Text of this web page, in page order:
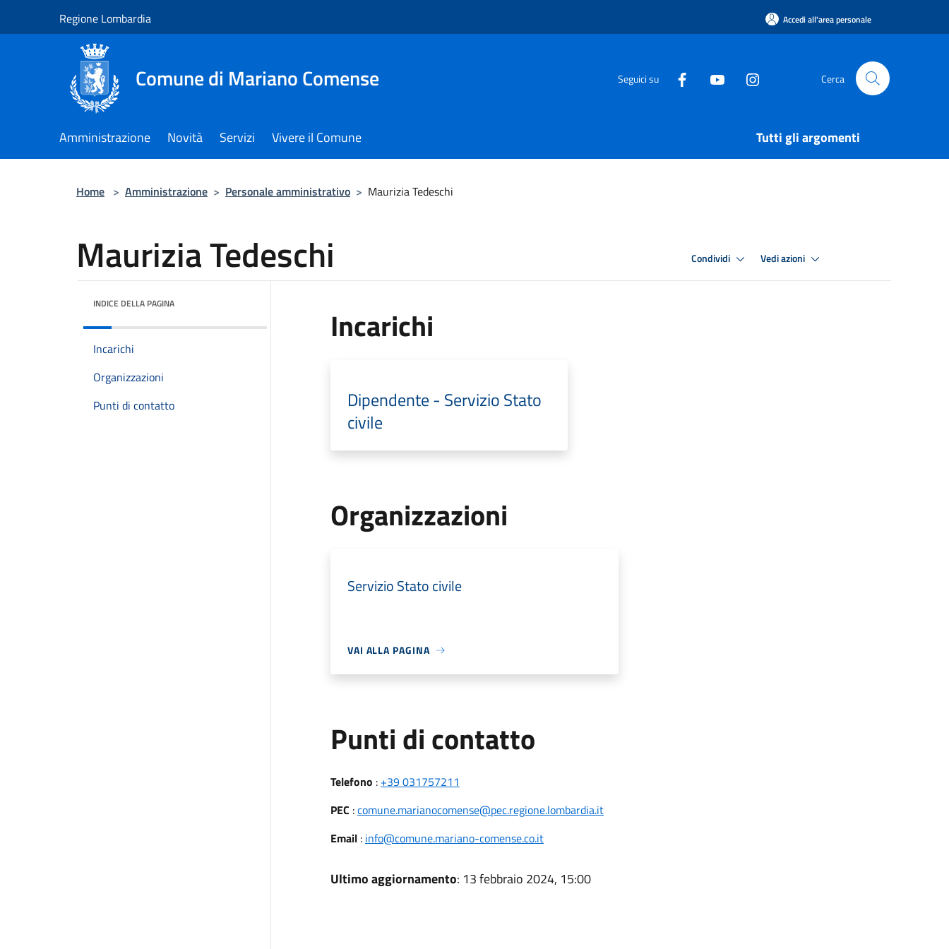
Regione Lombardia Accedi all'area personale
Comune di Mariano Comense Seguici su Cerca
Amministrazione Novità Servizi Vivere il Comune Tutti gli argomenti
Home > Amministrazione > Personale amministrativo > Maurizia Tedeschi
Maurizia Tedeschi Condividi Vedi azioni
INDICE DELLA PAGINA
Incarichi
Organizzazioni
Punti di contatto
Incarichi
Dipendente - Servizio Stato
civile
Organizzazioni
Servizio Stato civile
VAI ALLA PAGINA
Punti di contatto
Telefono : +39 031757211
PEC :comune.marianocomense@pec.regione.lombardia.it
Email: info@comune.mariano-comense.co.it
Ultimo aggiornamento: 13 febbraio 2024, 15:00